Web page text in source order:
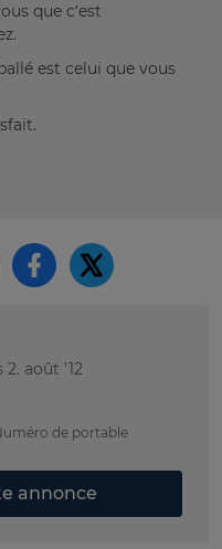
que c’est
est celui que vous
août '12
de portable
annonce